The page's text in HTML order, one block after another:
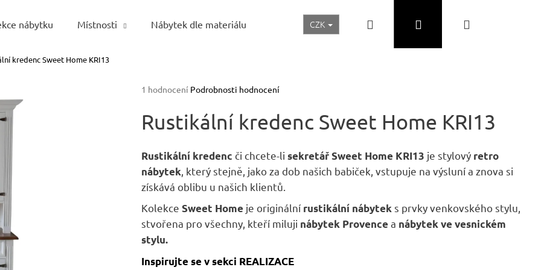
nábytku Místnosti Nábytek dle materiálu Realizace a inspirace Akční ceny Nábytek Skladem
CZK Přihlášení
kredenc Sweet Home KRI13
Průměrné
produktu
je
z
hvězdiček.
1 hodnocení Podrobnosti hodnocení
Rustikální kredenc Sweet Home KRI13
Rustikální kredenc či chcete-li sekretář Sweet Home KRI13 je stylový retro
nábytek , který stejně, jako za dob našich babiček, vstupuje na výsluní a znova si
získává oblibu u našich klientů.
Kolekce Sweet Home je originální rustikální nábytek s prvky venkovského stylu,
stvořena pro všechny, kteří miluji nábytek Provencea nábytek ve vesnickém
stylu.
Inspirujte se v sekci REALIZACE
Co potřebujete najít?
HLEDAT